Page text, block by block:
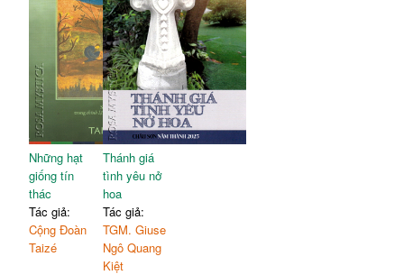
Những hạt
giống tín
thác
Tác giả:
Cộng Đoàn
Taizé
Thánh giá
tình yêu nở
hoa
Tác giả:
TGM. Giuse
Ngô Quang
Kiệt